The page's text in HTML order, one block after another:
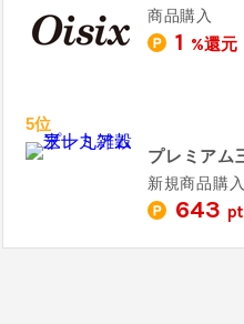
商品購入
1 %還元
5位
新規商品購入
643 pt